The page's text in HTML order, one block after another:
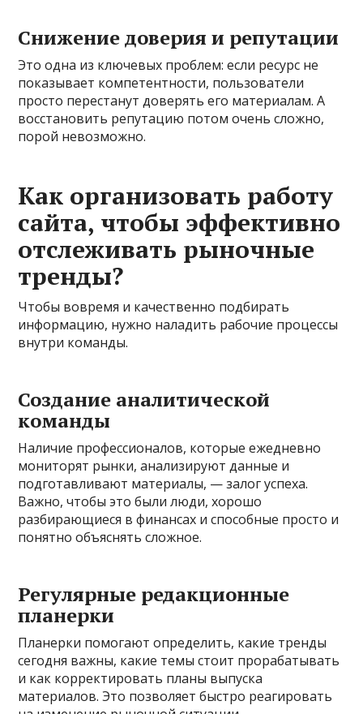
Снижение доверия и репутации
Это одна из ключевых проблем: если ресурс не
показывает компетентности, пользователи
просто перестанут доверять его материалам. А
восстановить репутацию потом очень сложно,
порой невозможно.
Как организовать работу
сайта, чтобы эффективно
отслеживать рыночные
тренды?
Чтобы вовремя и качественно подбирать
информацию, нужно наладить рабочие процессы
внутри команды.
Создание аналитической
команды
Наличие профессионалов, которые ежедневно
мониторят рынки, анализируют данные и
подготавливают материалы, — залог успеха.
Важно, чтобы это были люди, хорошо
разбирающиеся в финансах и способные просто и
понятно объяснять сложное.
Регулярные редакционные
планерки
Планерки помогают определить, какие тренды
сегодня важны, какие темы стоит прорабатывать
и как корректировать планы выпуска
материалов. Это позволяет быстро реагировать